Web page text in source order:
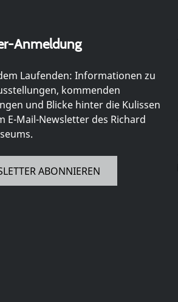
Anmeldung
Laufenden: Informationen zu
kommenden
und Blicke hinter die Kulissen
E-Mail-Newsletter des Richard
ABONNIEREN